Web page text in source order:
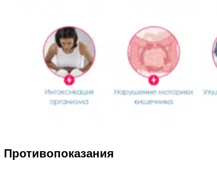
Противопоказания